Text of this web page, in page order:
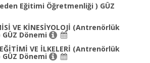
Eğitimi Öğretmenliği ) GÜZ
VE KİNESİYOLOJİ (Antrenörlük
Dönemi
VE İLKELERİ (Antrenörlük
Dönemi